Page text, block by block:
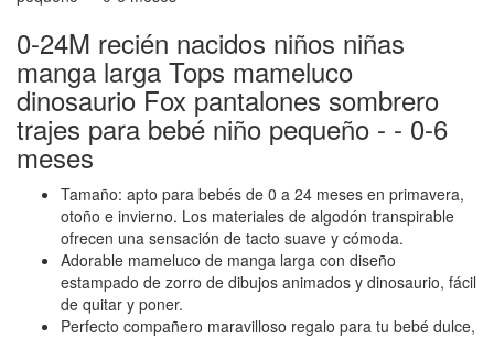
0-24M recién nacidos niños niñas
manga larga Tops mameluco
dinosaurio Fox pantalones sombrero
trajes para bebé niño pequeño - - 0-6
meses
Tamaño: apto para bebés de 0 a 24 meses en primavera,
otoño e invierno. Los materiales de algodón transpirable
ofrecen una sensación de tacto suave y cómoda.
Adorable mameluco de manga larga con diseño
estampado de zorro de dibujos animados y dinosaurio, fácil
de quitar y poner.
Perfecto compañero maravilloso regalo para tu bebé dulce,